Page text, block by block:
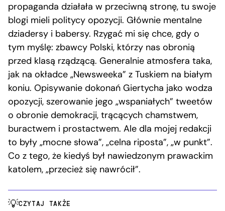
propaganda działała w przeciwną stronę, tu swoje
blogi mieli politycy opozycji. Głównie mentalne
dziadersy i babersy. Rzygać mi się chce, gdy o
tym myślę: zbawcy Polski, którzy nas obronią
przed klasą rządzącą. Generalnie atmosfera taka,
jak na okładce „Newsweeka” z Tuskiem na białym
koniu. Opisywanie dokonań Giertycha jako wodza
opozycji, szerowanie jego „wspaniałych” tweetów
o obronie demokracji, trącących chamstwem,
buractwem i prostactwem. Ale dla mojej redakcji
to były „mocne słowa”, „celna riposta”, „w punkt”.
Co z tego, że kiedyś był nawiedzonym prawackim
katolem, „przecież się nawrócił”.
CZYTAJ TAKŻE